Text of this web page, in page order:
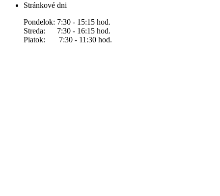
Stránkové dni
Pondelok: 7:30 - 15:15 hod.
Streda: 7:30 - 16:15 hod.
Piatok: 7:30 - 11:30 hod.